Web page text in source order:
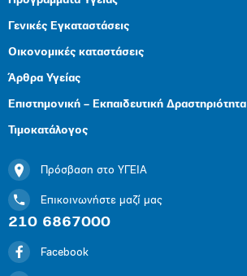
Γενικές Εγκαταστάσεις
Οικονομικές καταστάσεις
Άρθρα Υγείας
Επιστημονική – Εκπαιδευτική Δραστηριότητα
Τιμοκατάλογος
Πρόσβαση στο ΥΓΕΙΑ
Επικοινωνήστε μαζί μας
210 6867000
Facebook